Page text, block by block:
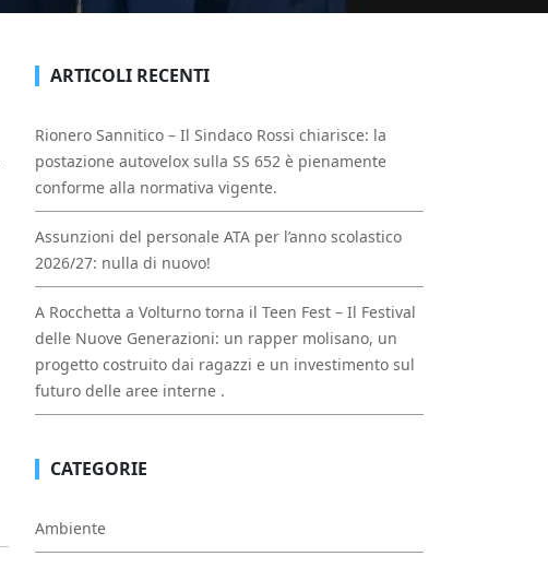
ARTICOLI RECENTI
Rionero Sannitico – Il Sindaco Rossi chiarisce: la
postazione autovelox sulla SS 652 è pienamente
conforme alla normativa vigente.
Assunzioni del personale ATA per l’anno scolastico
2026/27: nulla di nuovo!
A Rocchetta a Volturno torna il Teen Fest – Il Festival
delle Nuove Generazioni: un rapper molisano, un
progetto costruito dai ragazzi e un investimento sul
futuro delle aree interne .
CATEGORIE
Ambiente